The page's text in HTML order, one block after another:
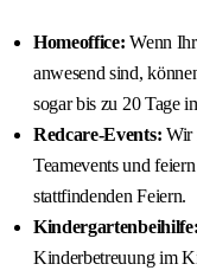
Homeoffice: Wenn
anwesend sind,
sogar bis zu 20 Tage
Redcare-Events: Wir
Teamevents und
stattfindenden Feiern.
Kindergartenbeihilfe:
Kinderbetreuung im